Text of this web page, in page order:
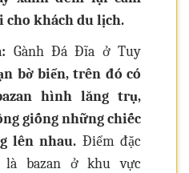
cho khách du lịch.
Gành Đá Đĩa ở Tuy
bờ biển, trên đó có
hình lăng trụ,
giống những chiếc
lên nhau. Điểm đặc
bazan ở khu vực